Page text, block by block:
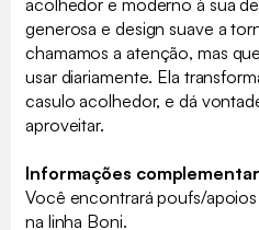
acolhedor e moderno à sua
generosa e design suave a
chamamos a atenção, mas
usar diariamente. Ela
casulo acolhedor, e dá
aproveitar.
Informações
Você encontrará poufs/
na linha Boni.